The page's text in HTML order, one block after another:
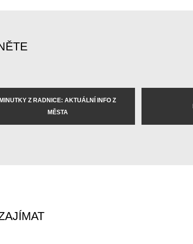
MINUTKY Z RADNICE: AKTUÁLNÍ INFO Z
MĚSTA